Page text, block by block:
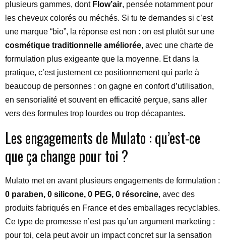
plusieurs gammes, dont Flow’air, pensée notamment pour
les cheveux colorés ou méchés. Si tu te demandes si c’est
une marque “bio”, la réponse est non : on est plutôt sur une
cosmétique traditionnelle améliorée, avec une charte de
formulation plus exigeante que la moyenne. Et dans la
pratique, c’est justement ce positionnement qui parle à
beaucoup de personnes : on gagne en confort d’utilisation,
en sensorialité et souvent en efficacité perçue, sans aller
vers des formules trop lourdes ou trop décapantes.
Les engagements de Mulato : qu’est-ce
que ça change pour toi ?
Mulato met en avant plusieurs engagements de formulation :
0 paraben, 0 silicone, 0 PEG, 0 résorcine, avec des
produits fabriqués en France et des emballages recyclables.
Ce type de promesse n’est pas qu’un argument marketing :
pour toi, cela peut avoir un impact concret sur la sensation